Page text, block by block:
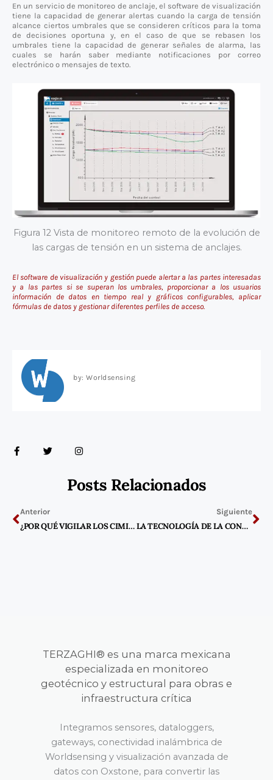
En un servicio de monitoreo de anclaje, el software de visualización
tiene la capacidad de generar alertas cuando la carga de tensión
alcance ciertos umbrales que se consideren críticos para la toma
de decisiones oportuna y, en el caso de que se rebasen los
umbrales tiene la capacidad de generar señales de alarma, las
cuales se harán saber mediante notificaciones por correo
electrónico o mensajes de texto.
Figura 12 Vista de monitoreo remoto de la evolución de
las cargas de tensión en un sistema de anclajes.
El software de visualización y gestión puede alertar a las partes interesadas
y a las partes si se superan los umbrales, proporcionar a los usuarios
información de datos en tiempo real y gráficos configurables, aplicar
fórmulas de datos y gestionar diferentes perfiles de acceso.
by: Worldsensing
a
c
f
w
i
n
s
g
r
Posts Relacionados
Anterior
¿POR QUÉ VIGILAR LOS CIMIENTOS DE LOS AEROGENERADORES?
Siguiente
LA TECNOLOGÍA DE LA CONSTRUCCIÓN ESTÁ TRANSFORMANDO LA INDUSTRIA
TERZAGHI® es una marca mexicana
especializada en monitoreo
geotécnico y estructural para obras e
infraestructura crítica
Integramos sensores, dataloggers,
gateways, conectividad inalámbrica de
Worldsensing y visualización avanzada de
datos con Oxstone, para convertir las